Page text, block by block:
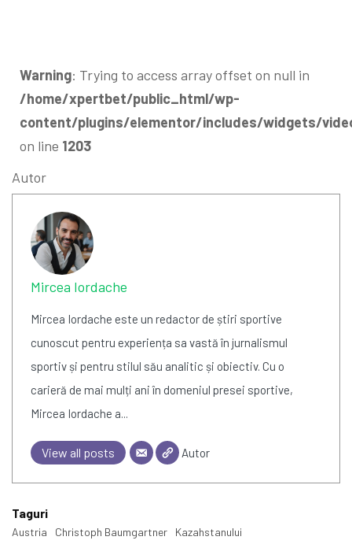
Warning: Trying to access array offset on null in
/home/xpertbet/public_html/wp-
content/plugins/elementor/includes/widgets/
on line 1203
Autor
Mircea Iordache
Mircea Iordache este un redactor de știri sportive
cunoscut pentru experiența sa vastă în jurnalismul
sportiv și pentru stilul său analitic și obiectiv. Cu o
carieră de mai mulți ani în domeniul presei sportive,
Mircea Iordache a...
View all posts Autor
Taguri
Austria Christoph Baumgartner
Kazahstanului